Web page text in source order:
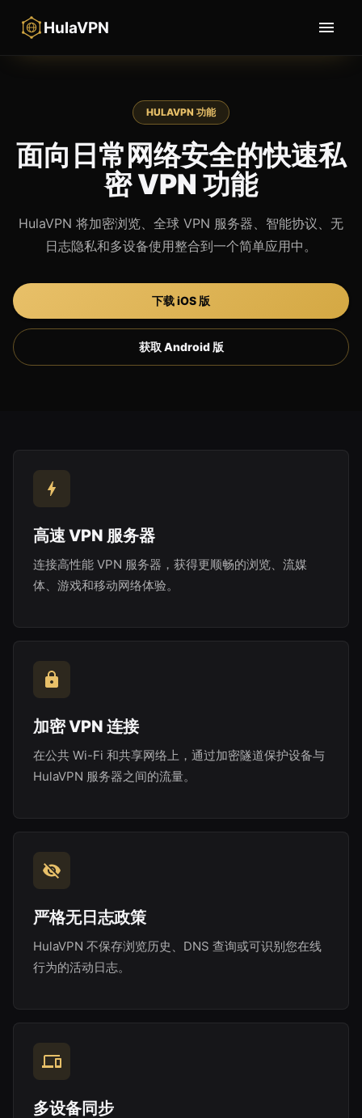
HulaVPN
HULAVPN 功能
面向日常网络安全的快速私
密 VPN 功能
HulaVPN 将加密浏览、全球 VPN 服务器、智能协议、无
日志隐私和多设备使用整合到一个简单应用中。
下载 iOS 版
获取 Android 版
高速 VPN 服务器
连接高性能 VPN 服务器，获得更顺畅的浏览、流媒
体、游戏和移动网络体验。
加密 VPN 连接
在公共 Wi-Fi 和共享网络上，通过加密隧道保护设备与
HulaVPN 服务器之间的流量。
严格无日志政策
HulaVPN 不保存浏览历史、DNS 查询或可识别您在线
行为的活动日志。
多设备同步